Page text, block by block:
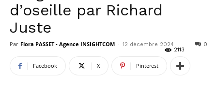
d’oseille par Richard
Juste
Par Flora PASSET - Agence INSIGHTCOM - 12 décembre 2024
0
2113
Facebook X Pinterest